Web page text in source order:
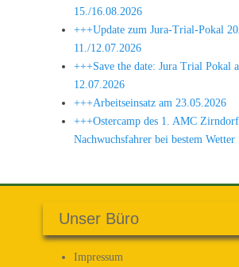
15./16.08.2026
+++Update zum Jura-Trial-Pokal
11./12.07.2026
+++Save the date: Jura Trial Pokal
12.07.2026
+++Arbeitseinsatz am 23.05.2026
+++Ostercamp des 1. AMC
Nachwuchsfahrer bei bestem Wetter
Unser Büro
Impressum